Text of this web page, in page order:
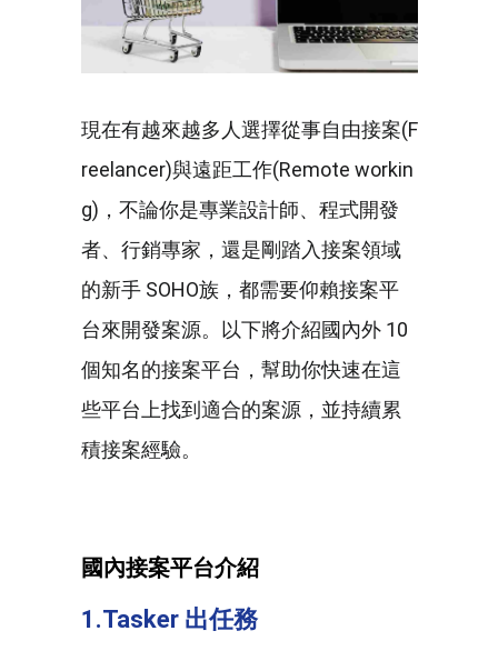
現在有越來越多人選擇從事自由接案(F
reelancer)與遠距工作(Remote workin
g)，不論你是專業設計師、程式開發
者、行銷專家，還是剛踏入接案領域
的新手 SOHO族，都需要仰賴接案平
台來開發案源。以下將介紹國內外 10
個知名的接案平台，幫助你快速在這
些平台上找到適合的案源，並持續累
積接案經驗。
國內接案平台介紹
1.Tasker 出任務